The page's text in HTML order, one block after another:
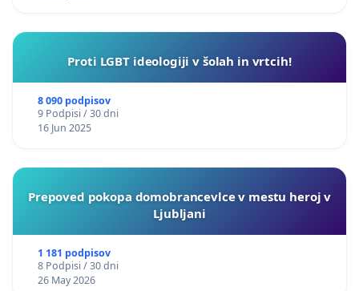
Proti LGBT ideologiji v šolah in vrtcih!
8 090 podpisov
9 Podpisi / 30 dni
16 Jun 2025
Prepoved pokopa domobrancevlce v mestu heroj v
Ljubljani
1 181 podpisov
8 Podpisi / 30 dni
26 May 2026